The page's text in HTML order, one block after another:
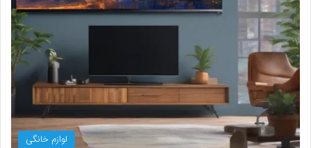
لوازم خانگی